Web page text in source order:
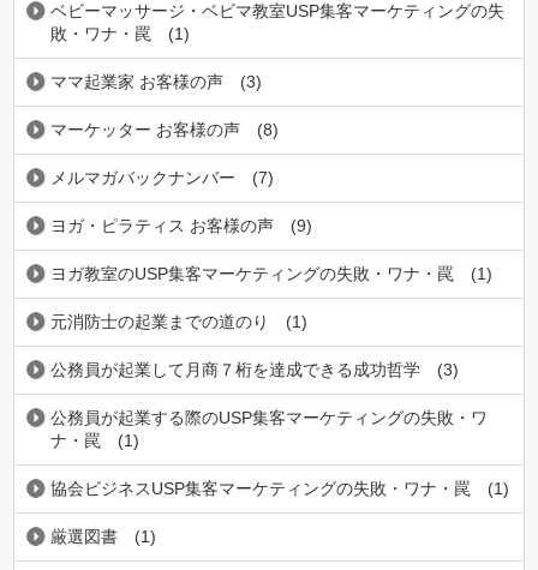
ベビーマッサージ・ベビマ教室USP集客マーケティングの失
敗・ワナ・罠
(1)
ママ起業家 お客様の声 (3)
マーケッター お客様の声 (8)
メルマガバックナンバー (7)
ヨガ・ピラティス お客様の声 (9)
ヨガ教室のUSP集客マーケティングの失敗・ワナ・罠 (1)
元消防士の起業までの道のり (1)
公務員が起業して月商７桁を達成できる成功哲学 (3)
公務員が起業する際のUSP集客マーケティングの失敗・ワ
ナ・罠
(1)
協会ビジネスUSP集客マーケティングの失敗・ワナ・罠 (1)
厳選図書 (1)